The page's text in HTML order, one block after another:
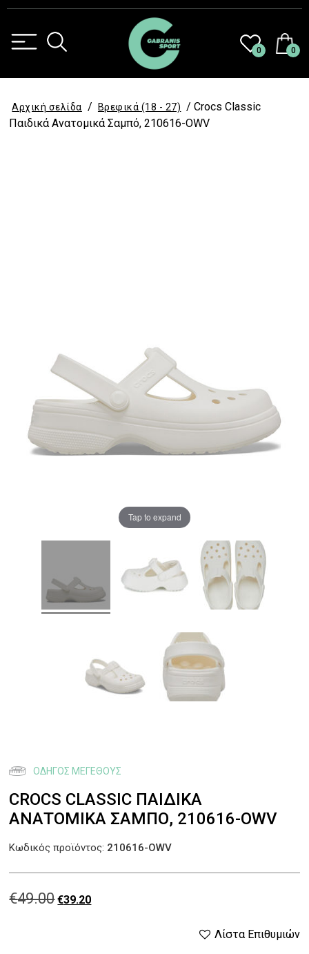
0 0
Αρχική σελίδα / Βρεφικά (18 - 27) / Crocs Classic
Παιδικά Ανατομικά Σαμπό, 210616-OWV
Tap to expand
CROCS CLASSIC ΠΑΙΔΙΚΆ
ΑΝΑΤΟΜΙΚΆ ΣΑΜΠΌ, 210616-OWV
€49.00Original
€39.20Η
ΟΔΗΓΌΣ ΜΕΓΈΘΟΥΣ
Λίστα Επιθυμιών
Κωδικός προϊόντος: 210616-OWV